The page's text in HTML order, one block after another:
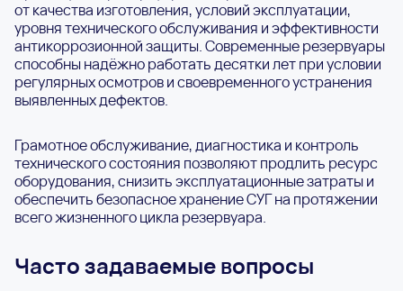
от качества изготовления, условий эксплуатации,
уровня технического обслуживания и эффективности
антикоррозионной защиты. Современные резервуары
способны надёжно работать десятки лет при условии
регулярных осмотров и своевременного устранения
выявленных дефектов.
Грамотное обслуживание, диагностика и контроль
технического состояния позволяют продлить ресурс
оборудования, снизить эксплуатационные затраты и
обеспечить безопасное хранение СУГ на протяжении
всего жизненного цикла резервуара.
Часто задаваемые вопросы